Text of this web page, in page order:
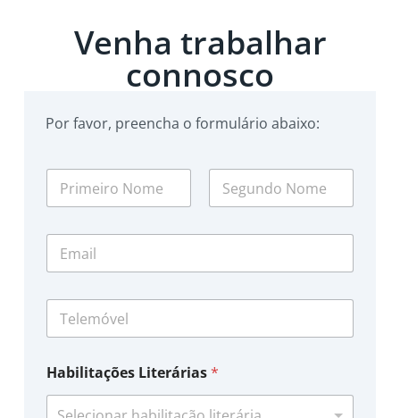
Venha trabalhar
connosco
Por favor, preencha o formulário abaixo:
N
m
E
a
T
l
m
ó
Habilitações Literárias*